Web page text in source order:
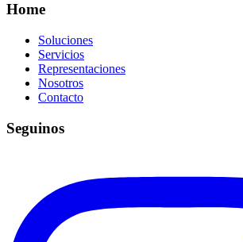
Home
Soluciones
Servicios
Representaciones
Nosotros
Contacto
Seguinos